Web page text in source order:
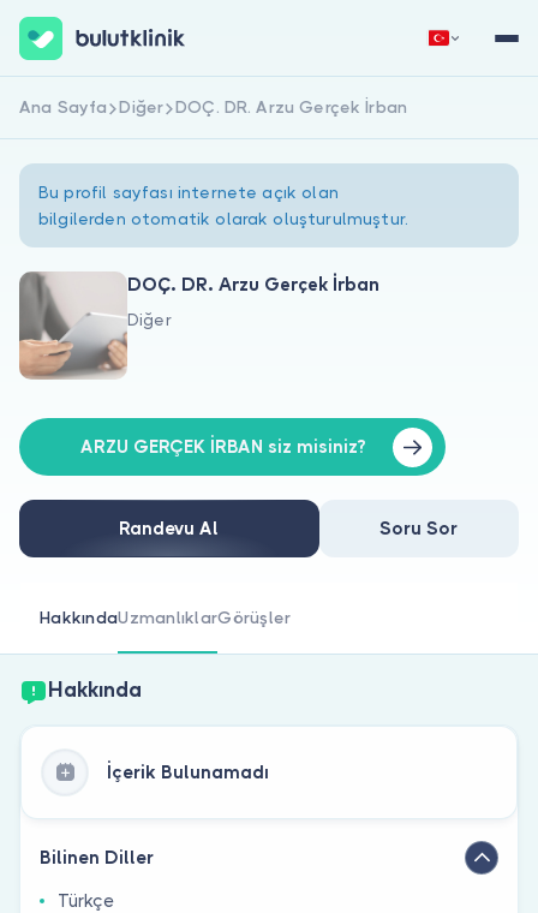
Hakkımızda
Doktorlar için
Doktor musunuz?
Hemen Kaydol Giriş Yap
Ana Sayfa Diğer DOÇ. DR. Arzu Gerçek İrban
Bu profil sayfası internete açık olan
bilgilerden otomatik olarak oluşturulmuştur.
DOÇ. DR. Arzu Gerçek İrban
Diğer
ARZU GERÇEK İRBAN siz misiniz?
Randevu Al Soru Sor
HakkındaUzmanlıklarGörüşler
Hakkında
İçerik Bulunamadı
Bilinen Diller
Türkçe